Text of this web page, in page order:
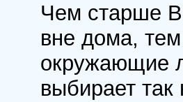
Чем старше
вне дома,
окружающие
выбирает